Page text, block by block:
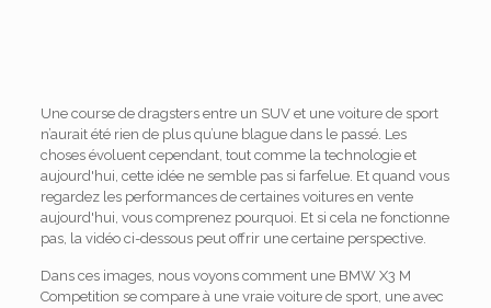
Une course de dragsters entre un SUV et une voiture de sport
n’aurait été rien de plus qu’une blague dans le passé. Les
choses évoluent cependant, tout comme la technologie et
aujourd'hui, cette idée ne semble pas si farfelue. Et quand vous
regardez les performances de certaines voitures en vente
aujourd'hui, vous comprenez pourquoi. Et si cela ne fonctionne
pas, la vidéo ci-dessous peut offrir une certaine perspective.
Dans ces images, nous voyons comment une BMW X3 M
Competition se compare à une vraie voiture de sport, une avec